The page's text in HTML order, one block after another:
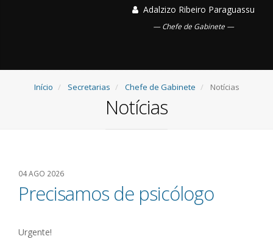
Adalzizo Ribeiro Paraguassu
Chefe de Gabinete
Início Secretarias Chefe de Gabinete Notícias
Notícias
04 AGO 2026
Precisamos de psicólogo
Urgente!